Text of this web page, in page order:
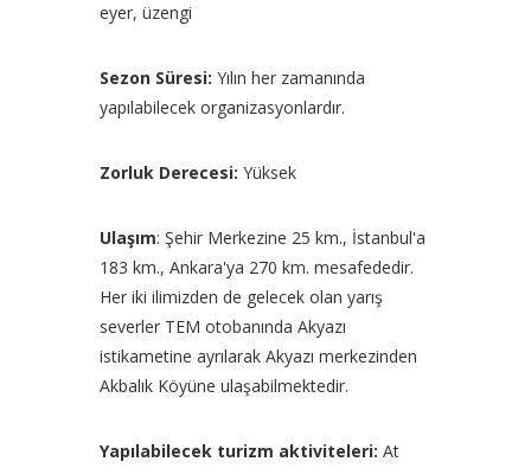
eyer, üzengi
Sezon Süresi: Yılın her zamanında
yapılabilecek organizasyonlardır.
Zorluk Derecesi: Yüksek
Ulaşım: Şehir Merkezine 25 km., İstanbul'a
183 km., Ankara'ya 270 km. mesafededir.
Her iki ilimizden de gelecek olan yarış
severler TEM otobanında Akyazı
istikametine ayrılarak Akyazı merkezinden
Akbalık Köyüne ulaşabilmektedir.
Yapılabilecek turizm aktiviteleri: At